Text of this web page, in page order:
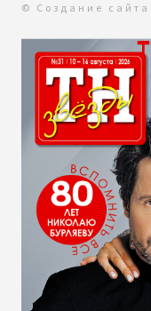
© Создание сайта